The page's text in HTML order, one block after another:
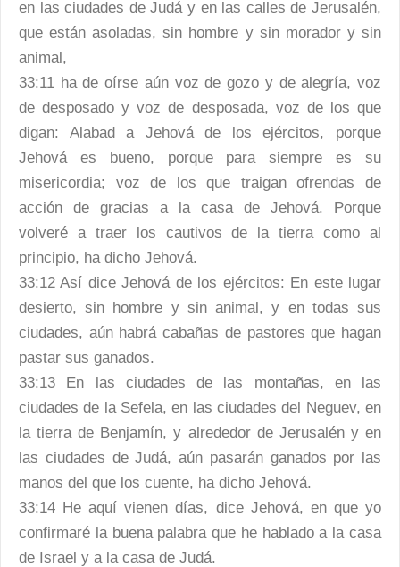
en las ciudades de Judá y en las calles de Jerusalén,
que están asoladas, sin hombre y sin morador y sin
animal,
33:11 ha de oírse aún voz de gozo y de alegría, voz
de desposado y voz de desposada, voz de los que
digan: Alabad a Jehová de los ejércitos, porque
Jehová es bueno, porque para siempre es su
misericordia; voz de los que traigan ofrendas de
acción de gracias a la casa de Jehová. Porque
volveré a traer los cautivos de la tierra como al
principio, ha dicho Jehová.
33:12 Así dice Jehová de los ejércitos: En este lugar
desierto, sin hombre y sin animal, y en todas sus
ciudades, aún habrá cabañas de pastores que hagan
pastar sus ganados.
33:13 En las ciudades de las montañas, en las
ciudades de la Sefela, en las ciudades del Neguev, en
la tierra de Benjamín, y alrededor de Jerusalén y en
las ciudades de Judá, aún pasarán ganados por las
manos del que los cuente, ha dicho Jehová.
33:14 He aquí vienen días, dice Jehová, en que yo
confirmaré la buena palabra que he hablado a la casa
de Israel y a la casa de Judá.